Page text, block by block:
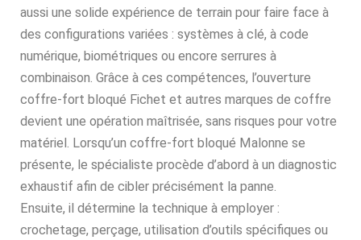
aussi une solide expérience de terrain pour faire face à
des configurations variées : systèmes à clé, à code
numérique, biométriques ou encore serrures à
combinaison. Grâce à ces compétences, l’ouverture
coffre-fort bloqué Fichet et autres marques de coffre
devient une opération maîtrisée, sans risques pour votre
matériel. Lorsqu’un coffre-fort bloqué Malonne se
présente, le spécialiste procède d’abord à un diagnostic
exhaustif afin de cibler précisément la panne.
Ensuite, il détermine la technique à employer :
crochetage, perçage, utilisation d’outils spécifiques ou